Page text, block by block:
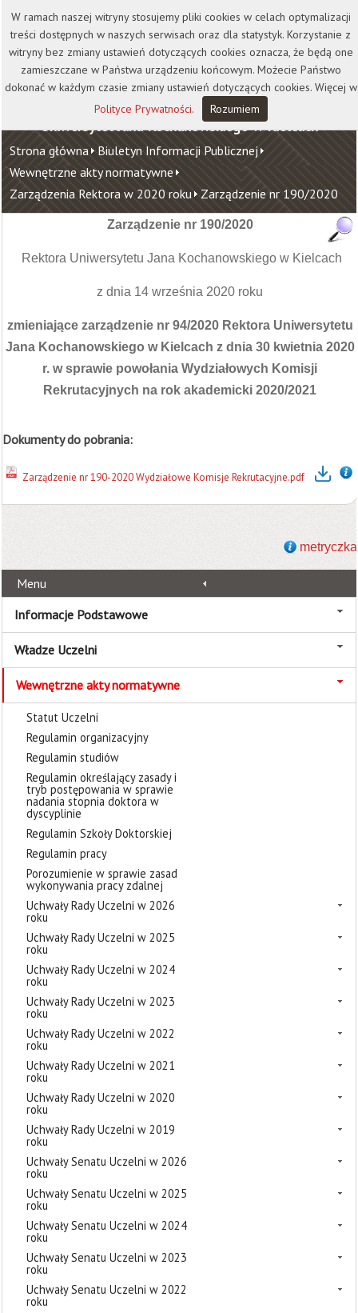
Kontakt Biblioteka
Wydawnictwo
Wirtualna Uczelnia
Uniwersytet Jana Kochanowskiego w Kielcach
Strona główna Biuletyn Informacji Publicznej
Wewnętrzne akty normatywne
Zarządzenia Rektora w 2020 roku Zarządzenie nr 190/2020
Zarządzenie nr 190/2020
Rektora Uniwersytetu Jana Kochanowskiego w Kielcach
z dnia 14 września 2020 roku
zmieniające zarządzenie nr 94/2020 Rektora Uniwersytetu
Jana Kochanowskiego w Kielcach z dnia 30 kwietnia 2020
r. w sprawie powołania Wydziałowych Komisji
Rekrutacyjnych na rok akademicki 2020/2021
Dokumenty do pobrania:
Zarządzenie nr 190-2020 Wydziałowe Komisje Rekrutacyjne.pdf
metryczka
Menu
Informacje Podstawowe
Władze Uczelni
Wewnętrzne akty normatywne
Statut Uczelni
Regulamin organizacyjny
Regulamin studiów
Regulamin określający zasady i
tryb postępowania w sprawie
nadania stopnia doktora w
dyscyplinie
Regulamin Szkoły Doktorskiej
Regulamin pracy
Porozumienie w sprawie zasad
wykonywania pracy zdalnej
Uchwały Rady Uczelni w 2026
roku
Uchwały Rady Uczelni w 2025
roku
Uchwały Rady Uczelni w 2024
roku
Uchwały Rady Uczelni w 2023
roku
Uchwały Rady Uczelni w 2022
roku
Uchwały Rady Uczelni w 2021
roku
Uchwały Rady Uczelni w 2020
roku
Uchwały Rady Uczelni w 2019
roku
Uchwały Senatu Uczelni w 2026
roku
Uchwały Senatu Uczelni w 2025
roku
Uchwały Senatu Uczelni w 2024
roku
Uchwały Senatu Uczelni w 2023
roku
Uchwały Senatu Uczelni w 2022
roku
W ramach naszej witryny stosujemy pliki cookies w celach optymalizacji
treści dostępnych w naszych serwisach oraz dla statystyk. Korzystanie z
witryny bez zmiany ustawień dotyczących cookies oznacza, że będą one
zamieszczane w Państwa urządzeniu końcowym. Możecie Państwo
dokonać w każdym czasie zmiany ustawień dotyczących cookies. Więcej w
Polityce Prywatności. Rozumiem